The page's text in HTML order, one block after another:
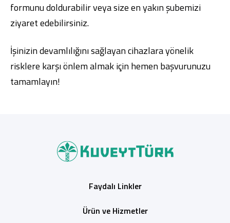
formunu doldurabilir veya size en yakınşubemizi
ziyaret edebilirsiniz.
İşinizin devamlılığını sağlayan cihazlara yönelik
risklere karşı önlem almak için hemen başvurunuzu
tamamlayın!
Faydalı Linkler
Ürün ve Hizmetler